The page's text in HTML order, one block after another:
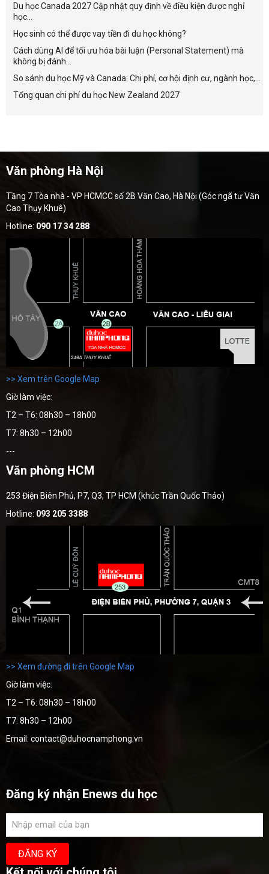
Du học Canada 2027 Cập nhật quy định về điều kiện được nghỉ
học...
Học sinh có thể được vay tiền đi du học không?
Cách dùng AI để tối ưu hóa bài luận (Personal Statement) mà
không bị đánh...
So sánh du học Mỹ và Canada: Chi phí, cơ hội định cư, ngành học,...
Tổng quan chi phí du học New Zealand 2027
Văn phòng Hà Nội
Tầng 7 Tòa nhà - VP HCMCC số 2B Văn Cao, Hà Nội (Góc ngã tư Văn
Cao Thụy Khuê)
Hotline: 090 17 34 288
>> Xem trên Google Map
Giờ làm việc:
T2 – T6: 08h30 – 18h00
T7: 8h30 – 12h00
---
Văn phòng HCM
253 Điện Biên Phủ, P7, Q3, TP HCM (khúc Trần Quốc Thảo)
Hotline: 093 205 3388
>> Xem đường đi trên Google Map
Giờ làm việc:
T2 – T6: 08h30 – 18h00
T7: 8h30 – 12h00
Email: contact@duhocnamphong.vn
Đăng ký nhận Enews du học